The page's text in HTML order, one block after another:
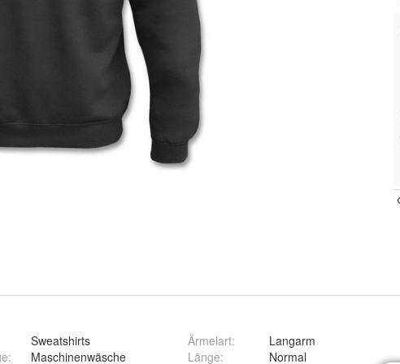
Sweatshirts
: Maschinenwäsche
Ärmelart:
Langarm
Länge: Normal